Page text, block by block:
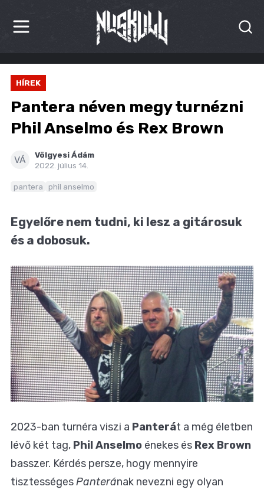
HÍREK
KRITIKÁK
BESZÁMOLÓK
MÁSVILÁG
HÍREK
Pantera néven megy turnézni
Phil Anselmo és Rex Brown
VÁ
Völgyesi Ádám
2022. július 14.
pantera phil anselmo
Egyelőre nem tudni, ki lesz a gitárosuk
és a dobosuk.
2023-ban turnéra viszi a Panterát a még életben
lévő két tag, Phil Anselmo énekes és Rex Brown
basszer. Kérdés persze, hogy mennyire
tisztességesPanterának nevezni egy olyan